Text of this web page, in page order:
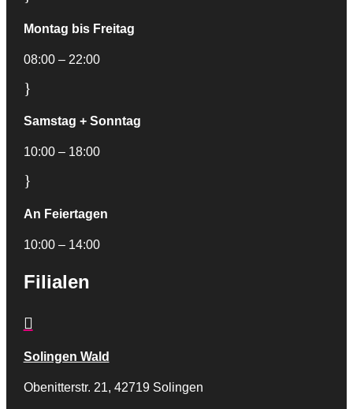
Montag bis Freitag
08:00 – 22:00
}
Samstag + Sonntag
10:00 – 18:00
}
An Feiertagen
10:00 – 14:00
Filialen

Solingen Wald
Obenitterstr. 21, 42719 Solingen